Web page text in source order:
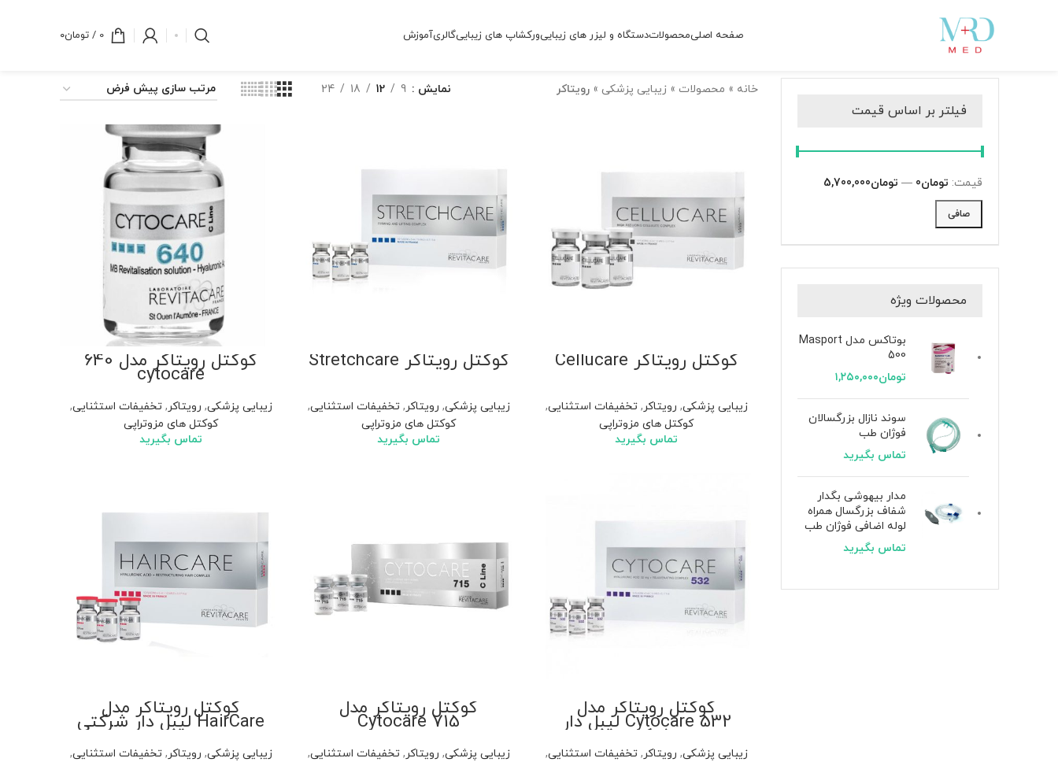
صفحه اصلیمحصولاتدستگاه و لیزر های زیباییورکشاپ های زیباییگالریآموزش 0
/ تومان۰
فیلتر بر اساس قیمت
صافی
قيمت: تومان0 — تومان5,700,000
محصولات ویژه
بوتاکس مدل Masport
500
تومان۱,۲۵۰,۰۰۰
سوند نازال بزرگسالان
فوژان طب
تماس بگیرید
مدار بیهوشی بگدار
شفاف بزرگسال همراه
لوله اضافی فوژان طب
تماس بگیرید
خانه » محصولات »زیبایی پزشکی »رویتاکر نمایش 9
12
18
24
کوکتل رویتاکر Cellucare
زیبایی پزشکی, رویتاکر,تخفیفات استثنایی,
کوکتل های مزوتراپی
تماس بگیرید
کوکتل رویتاکر Stretchcare
زیبایی پزشکی, رویتاکر,تخفیفات استثنایی,
کوکتل های مزوتراپی
تماس بگیرید
کوکتل رویتاکر مدل 640
cytocare
زیبایی پزشکی, رویتاکر,تخفیفات استثنایی,
کوکتل های مزوتراپی
تماس بگیرید
کوکتل رویتاکر مدل
Cytocare 532 لیبل دار
شرکتی
زیبایی پزشکی, رویتاکر ,تخفیفات استثنایی,
کوکتل رویتاکر مدل
Cytocare 715
زیبایی پزشکی, رویتاکر ,تخفیفات استثنایی,
کوکتل رویتاکر مدل
HairCare لیبل دار شرکتی
زیبایی پزشکی, رویتاکر ,تخفیفات استثنایی,